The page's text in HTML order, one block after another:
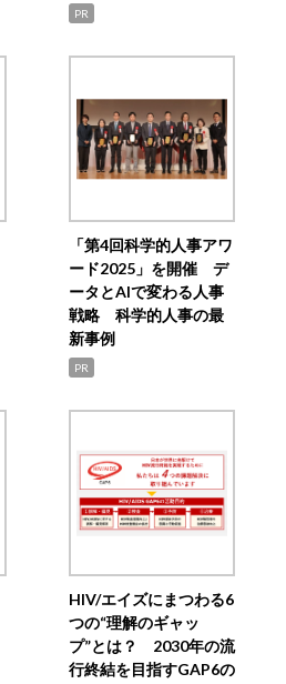
PR
「第4回科学的人事アワ
ード2025」を開催 デ
ータとAIで変わる人事
戦略 科学的人事の最
新事例
PR
HIV/エイズにまつわる6
つの“理解のギャッ
プ”とは？ 2030年の流
行終結を目指すGAP6の